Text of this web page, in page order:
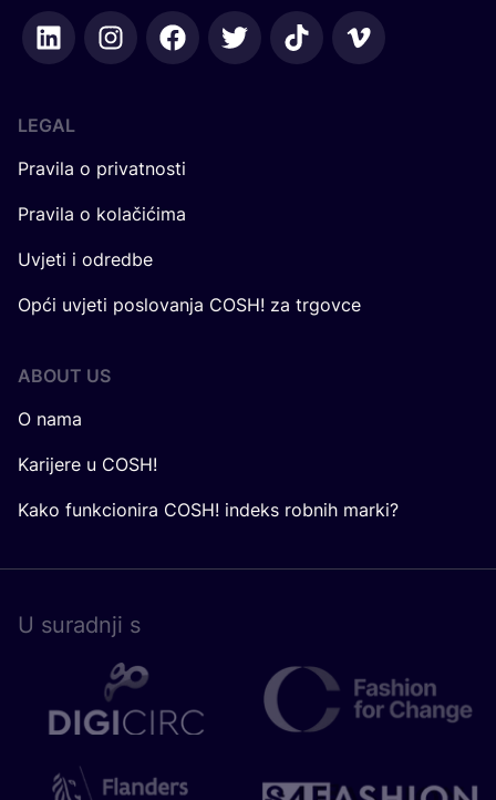
LEGAL
Pravila o privatnosti
Pravila o kolačićima
Uvjeti i odredbe
Opći uvjeti poslovanja COSH! za trgovce
ABOUT US
O nama
Karijere u COSH!
Kako funkcionira COSH! indeks robnih marki?
U surad­nji s